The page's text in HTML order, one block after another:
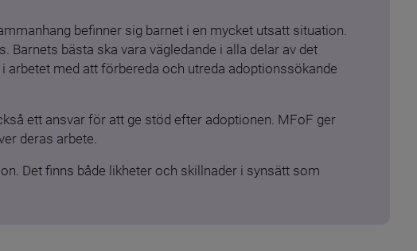
befinner sig barnet i en mycket utsatt situation.
bästa ska vara vägledande i alla delar av det
med att förbereda och utreda adoptionssökande
ett ansvar för att ge stöd efter adoptionen. MFoF ger
deras arbete.
Det finns både likheter och skillnader i synsätt som